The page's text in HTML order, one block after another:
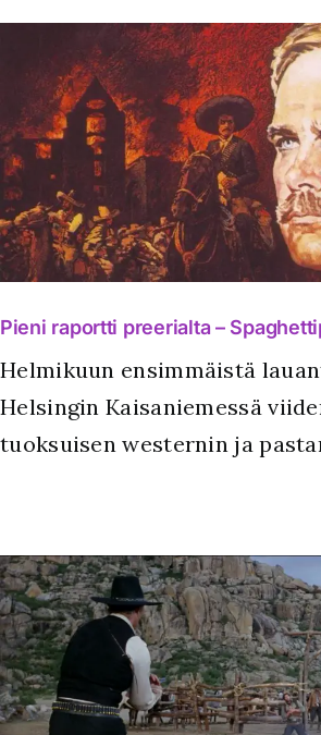
Pieni raportti preerialta –
Helmikuun ensimmäistä
Helsingin Kaisaniemessä
tuoksuisen westernin ja